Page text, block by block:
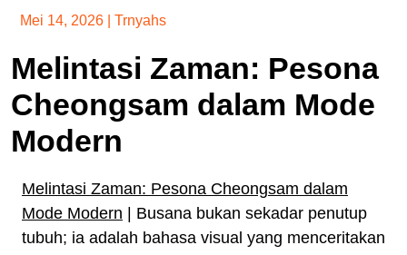
Mei 14, 2026 Trnyahs
Melintasi Zaman: Pesona
Cheongsam dalam Mode
Modern
Melintasi Zaman: Pesona Cheongsam dalam
Mode Modern | Busana bukan sekadar penutup
tubuh; ia adalah bahasa visual yang menceritakan